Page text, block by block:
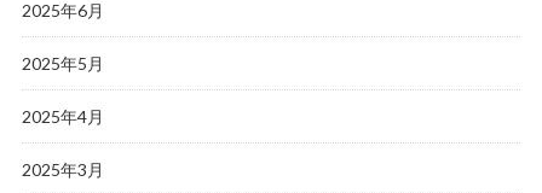
2025年6月
2025年5月
2025年4月
2025年3月